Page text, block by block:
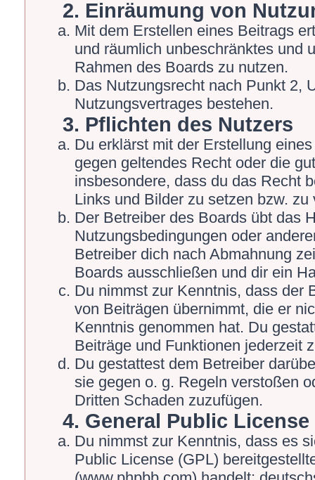
2. Einräumung von
Mit dem Erstellen eines Beitrags
und räumlich unbeschränktes und
Rahmen des Boards zu nutzen.
Das Nutzungsrecht nach Punkt 2,
Nutzungsvertrages bestehen.
3. Pflichten des Nutzers
Du erklärst mit der Erstellung
gegen geltendes Recht oder die
insbesondere, dass du das Recht
Links und Bilder zu setzen bzw. zu
Der Betreiber des Boards übt das
Nutzungsbedingungen oder
Betreiber dich nach Abmahnung
Boards ausschließen und dir ein
Du nimmst zur Kenntnis, dass der
von Beiträgen übernimmt, die er
Kenntnis genommen hat. Du
Beiträge und Funktionen jederzeit
Du gestattest dem Betreiber
sie gegen o. g. Regeln verstoßen
Dritten Schaden zuzufügen.
4. General Public License
Du nimmst zur Kenntnis, dass es
Public License (GPL)